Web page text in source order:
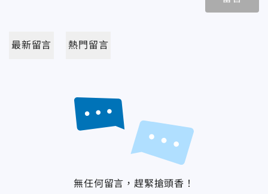
最新留言 熱門留言
無任何留言，趕緊搶頭香！